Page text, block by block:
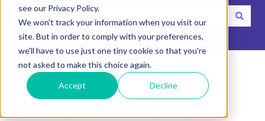
see our Privacy Policy.
We won't track your information when you visit our
site. But in order to comply with your preferences,
we'll have to use just one tiny cookie so that you're
not asked to make this choice again.
Accept Decline
Non sono presenti suggerimenti perché il campo di
Centro di aiuto Intro Configurazione iniziale
16 giugno 2024
Configurazione per